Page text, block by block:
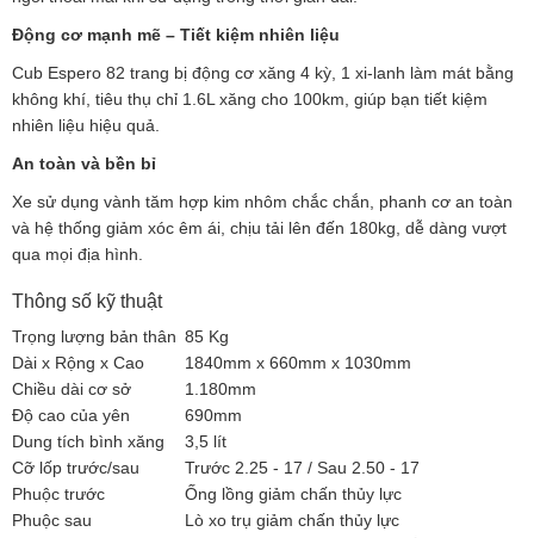
Động cơ mạnh mẽ – Tiết kiệm nhiên liệu
Cub Espero 82 trang bị động cơ xăng 4 kỳ, 1 xi-lanh làm mát bằng
không khí, tiêu thụ chỉ 1.6L xăng cho 100km, giúp bạn tiết kiệm
nhiên liệu hiệu quả.
An toàn và bền bỉ
Xe sử dụng vành tăm hợp kim nhôm chắc chắn, phanh cơ an toàn
và hệ thống giảm xóc êm ái, chịu tải lên đến 180kg, dễ dàng vượt
qua mọi địa hình.
Thông số kỹ thuật
Trọng lượng bản thân 85 Kg
Dài x Rộng x Cao
1840mm x 660mm x 1030mm
Chiều dài cơ sở
1.180mm
Độ cao của yên
690mm
Dung tích bình xăng
3,5 lít
Cỡ lốp trước/sau
Trước 2.25 - 17 / Sau 2.50 - 17
Phuộc trước
Ống lồng giảm chấn thủy lực
Phuộc sau
Lò xo trụ giảm chấn thủy lực